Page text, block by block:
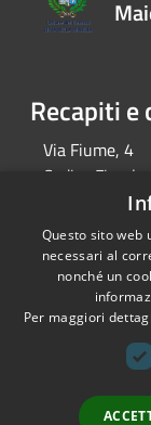
Recapiti
Via Fiume, 4
Codice Fiscale:
Telefono:
Email:
Pec:
Questo sito web
necessari al
nonché un
Per maggiori